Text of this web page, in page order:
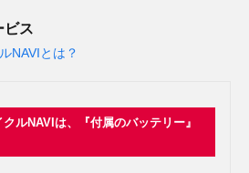
ビス
NAVIとは？
ルNAVIは、『付属のバッテリー』